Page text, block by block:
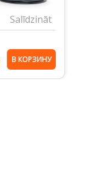
Salīdzināt
В КОРЗИНУ